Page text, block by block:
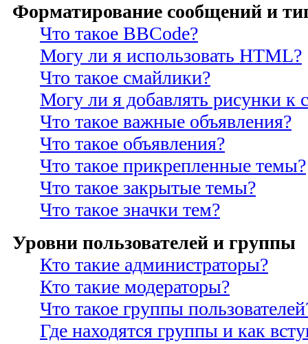
Форматирование сообщений и
Что такое BBCode?
Могу ли я использовать HTML?
Что такое смайлики?
Могу ли я добавлять рисунки к
Что такое важные объявления?
Что такое объявления?
Что такое прикрепленные темы?
Что такое закрытые темы?
Что такое значки тем?
Уровни пользователей и группы
Кто такие администраторы?
Кто такие модераторы?
Что такое группы
Где находятся группы и как